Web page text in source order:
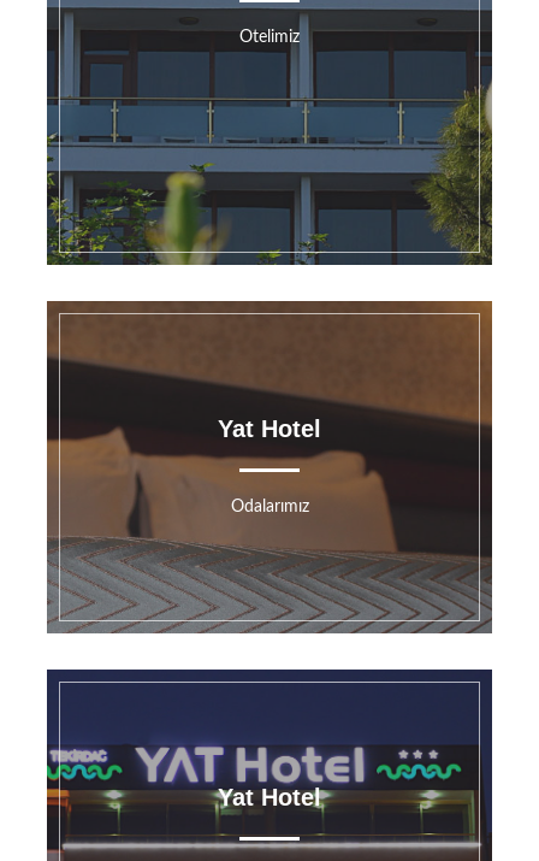
Otelimiz
Yat Hotel
Odalarımız
Yat Hotel